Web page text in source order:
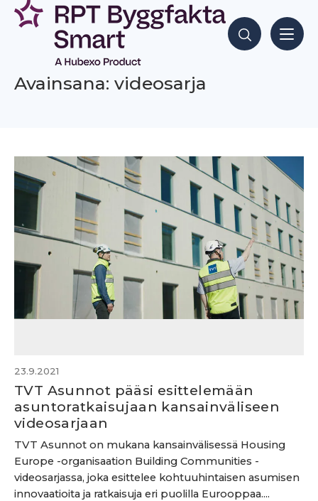
Siirry
sisältöön
Hae sisältöjä
Avainsana: videosarja
23.9.2021
TVT Asunnot pääsi esittelemään
asuntoratkaisujaan kansainväliseen
videosarjaan
TVT Asunnot on mukana kansainvälisessä Housing
Europe -organisaation Building Communities -
videosarjassa, joka esittelee kohtuuhintaisen asumisen
innovaatioita ja ratkaisuja eri puolilla Eurooppaa....